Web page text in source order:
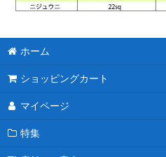
ホーム
ショッピングカート
マイページ
特集